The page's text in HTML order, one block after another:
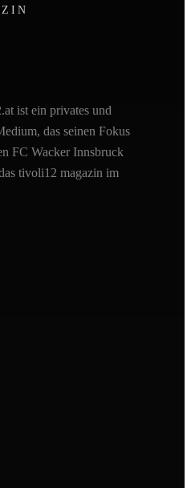
ist ein privates und
das seinen Fokus
FC Wacker Innsbruck
tivoli12 magazin im